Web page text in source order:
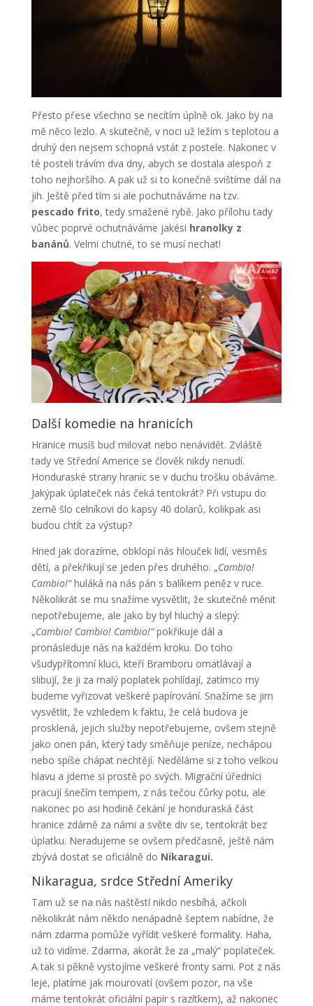
Přesto přese všechno se necítím úplně ok. Jako by na
mě něco lezlo. A skutečně, v noci už ležím s teplotou a
druhý den nejsem schopná vstát z postele. Nakonec v
té posteli trávím dva dny, abych se dostala alespoň z
toho nejhoršího. A pak už si to konečně svištíme dál na
jih. Ještě před tím si ale pochutnáváme na tzv.
pescado frito, tedy smažené rybě. Jako přílohu tady
vůbec poprvé ochutnáváme jakési hranolky z
banánů. Velmi chutné, to se musí nechat!
Další komedie na hranicích
Hranice musíš buď milovat nebo nenávidět. Zvláště
tady ve Střední Americe se člověk nikdy nenudí.
Honduraské strany hranic se v duchu trošku obáváme.
Jakýpak úplateček nás čeká tentokrát? Při vstupu do
země šlo celníkovi do kapsy 40 dolarů, kolikpak asi
budou chtít za výstup?
Hned jak dorazíme, obklopí nás hlouček lidí, vesměs
dětí, a překřikují se jeden přes druhého. „Cambio!
Cambio!“huláká na nás pán s balíkem peněz v ruce.
Několikrát se mu snažíme vysvětlit, že skutečně měnit
nepotřebujeme, ale jako by byl hluchý a slepý:
„Cambio! Cambio! Cambio!“pokřikuje dál a
pronásleduje nás na každém kroku. Do toho
všudypřítomní kluci, kteří Bramboru omatlávají a
slibují, že ji za malý poplatek pohlídají, zatímco my
budeme vyřizovat veškeré papírování. Snažíme se jim
vysvětlit, že vzhledem k faktu, že celá budova je
prosklená, jejich služby nepotřebujeme, ovšem stejně
jako onen pán, který tady směňuje peníze, nechápou
nebo spíše chápat nechtějí. Neděláme si z toho velkou
hlavu a jdeme si prostě po svých. Migrační úředníci
pracují šnečím tempem, z nás tečou čůrky potu, ale
nakonec po asi hodině čekání je honduraská část
hranice zdárně za námi a světe div se, tentokrát bez
úplatku. Neradujeme se ovšem předčasně, ještě nám
zbývá dostat se oficiálně do Nikaragui.
Nikaragua, srdce Střední Ameriky
Tam už se na nás naštěstí nikdo nesbíhá, ačkoli
několikrát nám někdo nenápadně šeptem nabídne, že
nám zdarma pomůže vyřídit veškeré formality. Haha,
už to vidíme. Zdarma, akorát že za „malý“ poplateček.
A tak si pěkně vystojíme veškeré fronty sami. Pot z nás
leje, platíme jak mourovatí (ovšem pozor, na vše
máme tentokrát oficiální papír s razítkem), až nakonec